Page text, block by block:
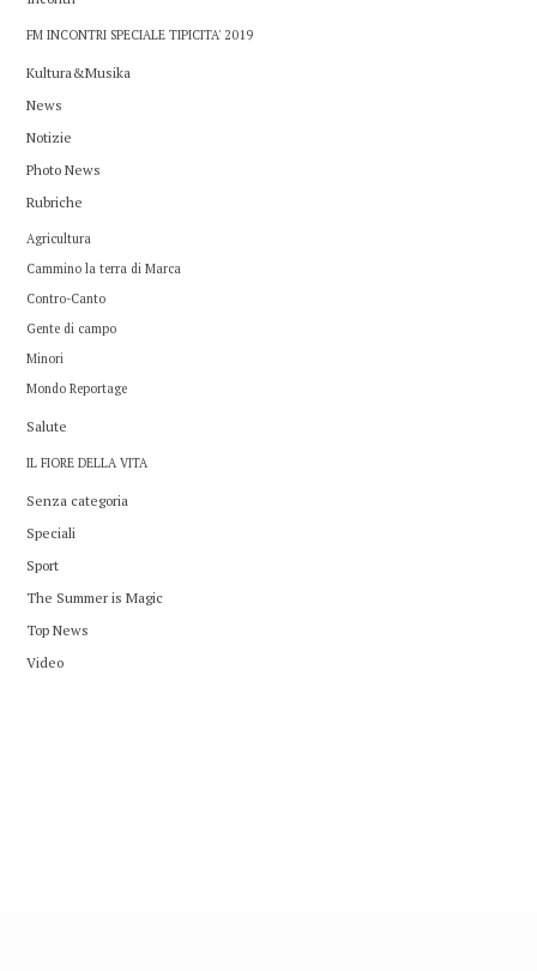
FM INCONTRI SPECIALE TIPICITA' 2019
Kultura&Musika
News
Notizie
Photo News
Rubriche
Agricultura
Cammino la terra di Marca
Contro-Canto
Gente di campo
Minori
Mondo Reportage
Salute
IL FIORE DELLA VITA
Senza categoria
Speciali
Sport
The Summer is Magic
Top News
Video